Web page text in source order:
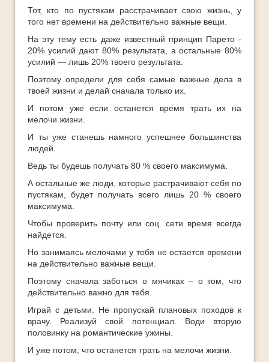
Тот, кто по пустякам расстрачивает свою жизнь, у
того нет времени на действительно важные вещи.
На эту тему есть даже известный принцип Парето -
20% усилий дают 80% результата, а остальные 80%
усилий — лишь 20% твоего результата.
Поэтому определи для себя самые важные дела в
твоей жизни и делай сначала только их.
И потом уже если останется время трать их на
мелочи жизни.
И ты уже станешь намного успешнее большинства
людей.
Ведь ты будешь получать 80 % своего максимума.
А остальные же люди, которые растрачивают себя по
пустякам, будет получать всего лишь 20 % своего
максимума.
Чтобы проверить почту или соц. сети время всегда
найдется.
Но занимаясь мелочами у тебя не остается времени
на действительно важные вещи.
Поэтому сначала заботься о мячиках – о том, что
действительно важно для тебя.
Играй с детьми. Не пропускай плановых походов к
врачу. Реализуй свой потенциал. Води вторую
половинку на романтические ужины.
И уже потом, что останется трать на мелочи жизни.